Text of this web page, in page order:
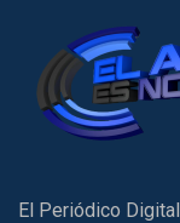
El Periódico